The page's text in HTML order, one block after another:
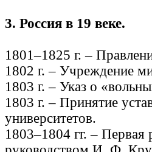
3. Россия в 19 веке.
1801–1825 г. –
1802 г. – Учреждение
1803 г. – Указ о
1803 г. – Принятие
университетов.
1803–1804 гг. – Первая